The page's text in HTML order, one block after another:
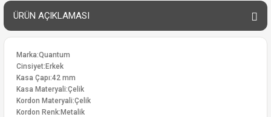
ÜRÜN AÇIKLAMASI
Marka:Quantum
Cinsiyet:Erkek
Kasa Çapı:42 mm
Kasa Materyali:Çelik
Kordon Materyali:Çelik
Kordon Renk:Metalik